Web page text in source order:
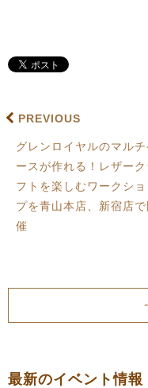
PREVIOUS
グレンロイヤルのマルチ
ースが作れる！レザーク
フトを楽しむワークショ
プを青山本店、新宿店で
催
最新のイベント情報